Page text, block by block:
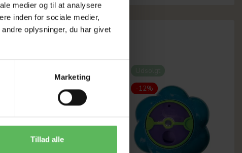
medier og til at analysere
inden for sociale medier,
oplysninger, du har givet
Marketing
Tillad alle
-12%